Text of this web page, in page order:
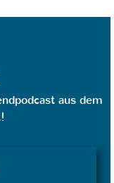
aus dem